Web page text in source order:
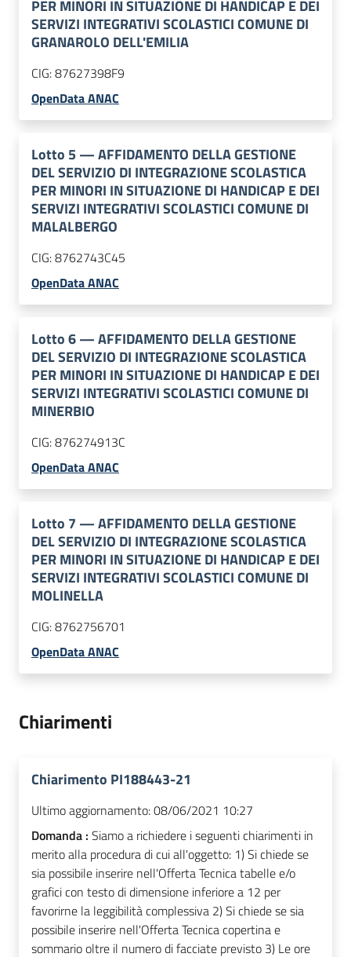
PER MINORI IN SITUAZIONE DI HANDICAP E DEI
SERVIZI INTEGRATIVI SCOLASTICI COMUNE DI
GRANAROLO DELL'EMILIA
CIG:87627398F9
OpenData ANAC
Lotto 5—AFFIDAMENTO DELLA GESTIONE
DEL SERVIZIO DI INTEGRAZIONE SCOLASTICA
PER MINORI IN SITUAZIONE DI HANDICAP E DEI
SERVIZI INTEGRATIVI SCOLASTICI COMUNE DI
MALALBERGO
CIG:8762743C45
OpenData ANAC
Lotto6—AFFIDAMENTO DELLA GESTIONE
DEL SERVIZIO DI INTEGRAZIONE SCOLASTICA
PER MINORI IN SITUAZIONE DI HANDICAP E DEI
SERVIZI INTEGRATIVI SCOLASTICI COMUNE DI
MINERBIO
CIG:876274913C
OpenData ANAC
Lotto 7 —AFFIDAMENTO DELLA GESTIONE
DEL SERVIZIO DI INTEGRAZIONE SCOLASTICA
PER MINORI IN SITUAZIONE DI HANDICAP E DEI
SERVIZI INTEGRATIVI SCOLASTICI COMUNE DI
MOLINELLA
CIG:8762756701
OpenData ANAC
Chiarimenti
Chiarimento PI188443-21
Ultimo aggiornamento:08/06/2021 10:27
Domanda : Siamo a richiedere i seguenti chiarimenti in
merito alla procedura di cui all'oggetto: 1) Si chiede se
sia possibile inserire nell'Offerta Tecnica tabelle e/o
grafici con testo di dimensione inferiore a 12 per
favorirne la leggibilità complessiva 2) Si chiede se sia
possibile inserire nell'Offerta Tecnica copertina e
sommario oltre il numero di facciate previsto 3) Le ore